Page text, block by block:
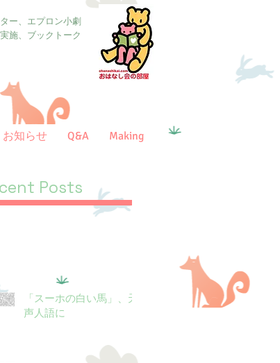
ー、エプロン小劇
施、ブックトーク
お知らせ Q&A Making
Posts
「スーホの白い馬」、天
声人語に